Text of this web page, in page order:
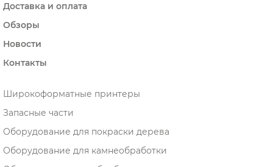
Доставка и оплата
Обзоры
Новости
Контакты
Широкоформатные принтеры
Запасные части
Оборудование для покраски дерева
Оборудование для камнеобработки